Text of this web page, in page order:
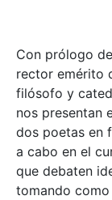
Con prólogo
rector emérito
filósofo y
nos presentan
dos poetas en
a cabo en el
que debaten
tomando